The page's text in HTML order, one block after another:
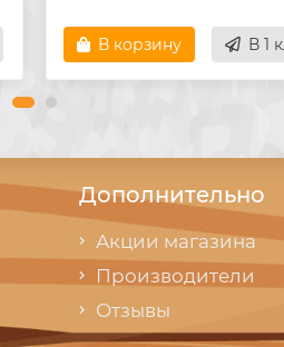
В корзину В 1
Дополнительно
Акции магазина
Производители
Отзывы